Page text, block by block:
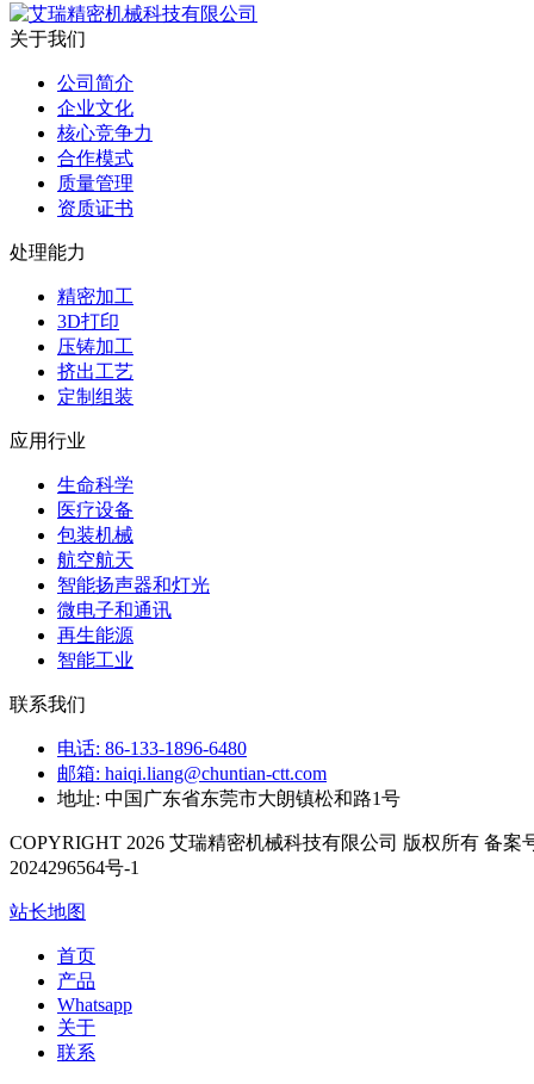
关于我们
公司简介
企业文化
核心竞争力
合作模式
质量管理
资质证书
处理能力
精密加工
3D打印
压铸加工
挤出工艺
定制组装
应用行业
生命科学
医疗设备
包装机械
航空航天
智能扬声器和灯光
微电子和通讯
再生能源
智能工业
联系我们
电话: 86-133-1896-6480
邮箱: haiqi.liang@chuntian-ctt.com
地址: 中国广东省东莞市大朗镇松和路1号
COPYRIGHT 2026 艾瑞精密机械科技有限公司 版权所有 备案
2024296564号-1
站长地图
首页
产品
Whatsapp
关于
联系